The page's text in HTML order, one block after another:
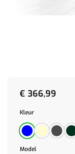
€ 366,99
Kleur
Model